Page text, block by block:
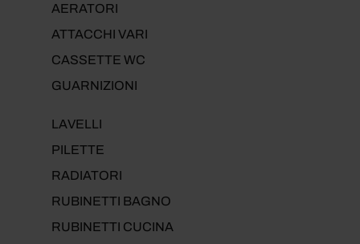
AERATORI
ATTACCHI VARI
CASSETTE WC
GUARNIZIONI
LAVELLI
PILETTE
RADIATORI
RUBINETTI BAGNO
RUBINETTI CUCINA